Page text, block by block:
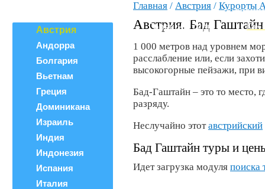
Поиск тура
Горящие туры
Как
Австрия
Андорра
Болгария
Вьетнам
Греция
Доминикана
Израиль
Индия
Индонезия
Испания
Италия
Главная / Австрия / Курорты
Австрия. Бад Гаштайн
1 000 метров над уровнем
расслабление или, если
высокогорные пейзажи, при
Бад-Гаштайн – это то место,
разряду.
Неслучайно этотавстрийский
Бад Гаштайн туры и
Идет загрузка модуля поиска